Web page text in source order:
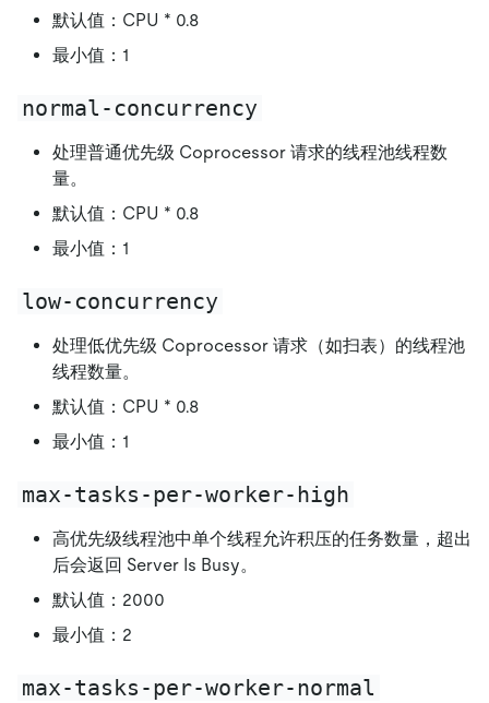
默认值：CPU * 0.8
最小值：1
normal-concurrency
处理普通优先级 Coprocessor 请求的线程池线程数
量。
默认值：CPU * 0.8
最小值：1
low-concurrency
处理低优先级 Coprocessor 请求（如扫表）的线程池
线程数量。
默认值：CPU * 0.8
最小值：1
max-tasks-per-worker-high
高优先级线程池中单个线程允许积压的任务数量，超出
后会返回 Server Is Busy。
默认值：2000
最小值：2
max-tasks-per-worker-normal